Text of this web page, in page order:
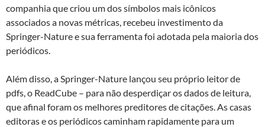
companhia que criou um dos símbolos mais icônicos
associados a novas métricas, recebeu investimento da
Springer-Nature e sua ferramenta foi adotada pela maioria dos
periódicos.
Além disso, a Springer-Nature lançou seu próprio leitor de
pdfs, o ReadCube – para não desperdiçar os dados de leitura,
que afinal foram os melhores preditores de citações. As casas
editoras e os periódicos caminham rapidamente para um